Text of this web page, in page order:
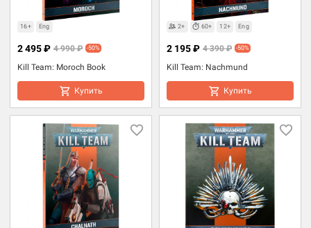
16+ Eng
Kill Team: Moroch Book
2 495 ₽ 4 990 ₽ -50%
Купить
2+ 60+ 12+ Eng
Kill Team: Nachmund
2 195 ₽ 4 390 ₽ -50%
Купить